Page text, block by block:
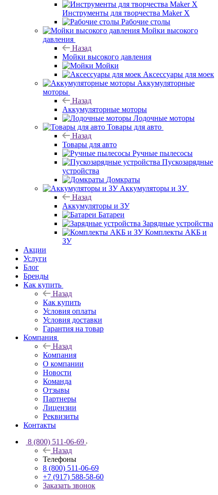
Инструменты для творчества Maker X
Рабочие столы
Мойки высокого
давления
Назад
Мойки высокого давления
Мойки
Аксессуары для моек
Аккумуляторные
моторы
Назад
Аккумуляторные моторы
Лодочные моторы
Товары для авто
Назад
Товары для авто
Ручные пылесосы
Пускозарядные
устройства
Домкраты
Аккумуляторы и ЗУ
Назад
Аккумуляторы и ЗУ
Батареи
Зарядные устройства
Комплекты АКБ и
ЗУ
Акции
Услуги
Блог
Бренды
Как купить
Назад
Как купить
Условия оплаты
Условия доставки
Гарантия на товар
Компания
Назад
Компания
О компании
Новости
Команда
Отзывы
Партнеры
Лицензии
Реквизиты
Контакты
8 (800) 511-06-69
Назад
Телефоны
8 (800) 511-06-69
+7 (917) 588-58-60
Заказать звонок